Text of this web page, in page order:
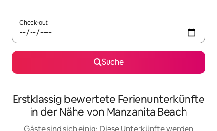
Check-out
Suche
Erstklassig bewertete Ferienunterkünfte
in der Nähe von Manzanita Beach
Gäste sind sich einig: Diese Unterkünfte werden